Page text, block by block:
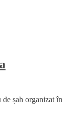
șah organizat în